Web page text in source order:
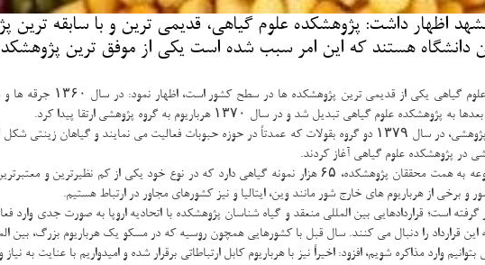
اظهار داشت: پژوهشكده علوم گیاهی، قدیمی ترین و با سابقه
دانشگاه هستند كه این امر سبب شده است یكی از موفق ترین
با بیان اینكه پژوهشكده
شد و در سال ۱۳۷۰ هرباریوم به گروه پژوهشی ارتقا پیدا كرد.
پژوهشكده علوم گیاهی آغاز كردند.
رئیس پژوهشكده علوم گیاهی دانشگاه فردوسی مشهد عنوان كرد: هم اكنون این مجموعه به همت محققان پژوهشكده، ۶۵ هزار
از هرباریوم های خارج شور مانند وین، ایتالیا و نیز كشورهای مجاور در ارتباط هستیم.
است؛ قراردادهایی بین المللی منعقد و گیاه شناسان پژوهشكده با اتحادیه اروپا به صورت جدی
را دنبال می كنند. سال قبل با كشورهایی همچون روسیه كه در مسكو یك هرباریوم بزرگ، بین
وارد مذاكره شویم، افزود: اخیراً نیز با هرباریوم كابل ارتباطاتی برقرار شده و امیدواریم با عنایت به نیاز